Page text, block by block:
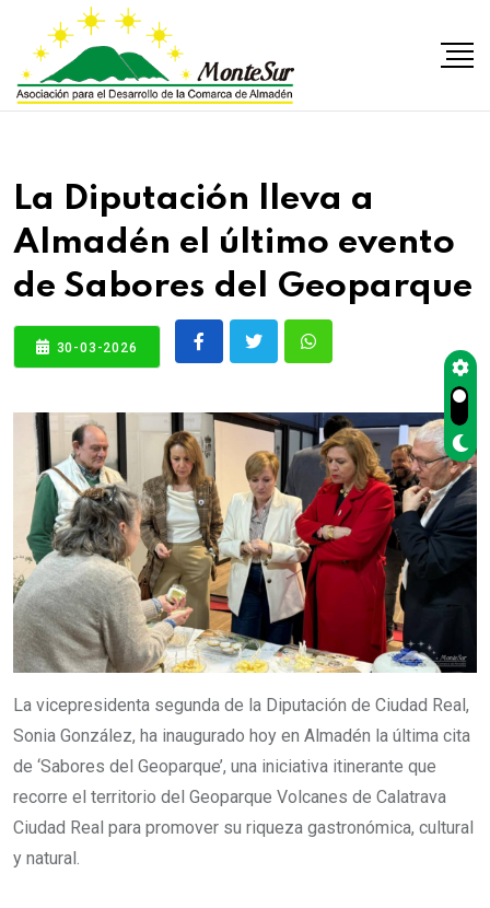
La Diputación lleva a
Almadén el último evento
de Sabores del Geoparque
30-03-2026
La vicepresidenta segunda de la Diputación de Ciudad Real,
Sonia González, ha inaugurado hoy en Almadén la última cita
de ‘Sabores del Geoparque’, una iniciativa itinerante que
recorre el territorio del Geoparque Volcanes de Calatrava
Ciudad Real para promover su riqueza gastronómica, cultural
y natural.